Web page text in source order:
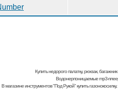
Купить недорого палатку, рюкзак, багажник
Водонерпоницаемые mp3-
В магазине инструментов "Под Рукой"купить